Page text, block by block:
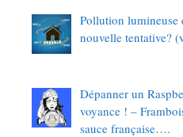
Pollution lumineuse
nouvelle tentative?
Dépanner un
voyance ! –
sauce française….